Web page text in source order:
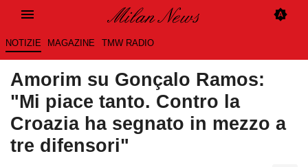
NOTIZIE MAGAZINE TMW RADIO
Amorim su Gonçalo Ramos:
"Mi piace tanto. Contro la
Croazia ha segnato in mezzo a
tre difensori"